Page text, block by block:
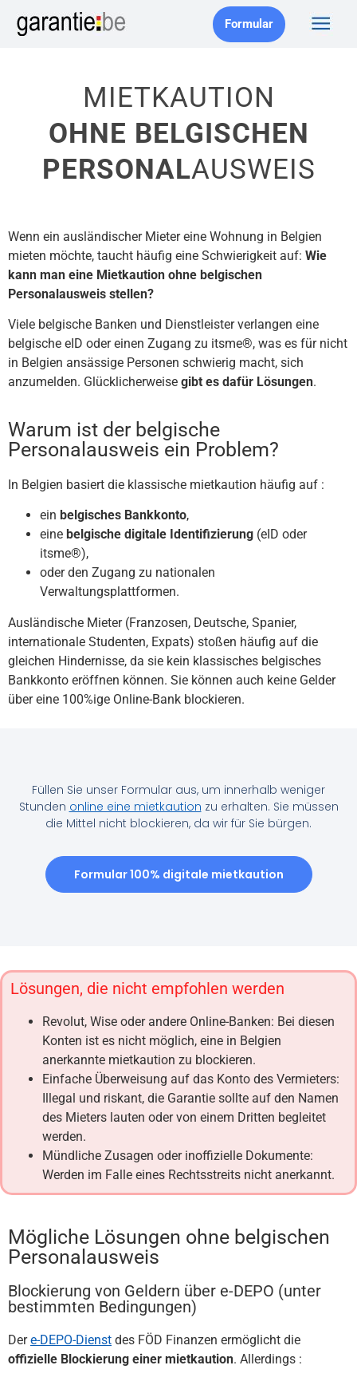
Formular
MIETKAUTION
OHNE BELGISCHEN
PERSONALAUSWEIS
Wenn ein ausländischer Mieter eine Wohnung in Belgien
mieten möchte, taucht häufig eine Schwierigkeit auf: Wie
kann man eine Mietkaution ohne belgischen
Personalausweis stellen?
Viele belgische Banken und Dienstleister verlangen eine
belgische eID oder einen Zugang zu itsme®, was es für nicht
in Belgien ansässige Personen schwierig macht, sich
anzumelden. Glücklicherweise gibt es dafür Lösungen.
Warum ist der belgische
Personalausweis ein Problem?
In Belgien basiert die klassische mietkaution häufig auf :
ein belgisches Bankkonto,
eine belgische digitale Identifizierung (eID oder
itsme®),
oder den Zugang zu nationalen
Verwaltungsplattformen.
Ausländische Mieter (Franzosen, Deutsche, Spanier,
internationale Studenten, Expats) stoßen häufig auf die
gleichen Hindernisse, da sie kein klassisches belgisches
Bankkonto eröffnen können. Sie können auch keine Gelder
über eine 100%ige Online-Bank blockieren.
Füllen Sie unser Formular aus, um innerhalb weniger
Stunden online eine mietkaution zu erhalten. Sie müssen
die Mittel nicht blockieren, da wir für Sie bürgen.
Formular 100% digitale mietkaution
Lösungen, die nicht empfohlen werden
Revolut, Wise oder andere Online-Banken: Bei diesen
Konten ist es nicht möglich, eine in Belgien
anerkannte mietkaution zu blockieren.
Einfache Überweisung auf das Konto des Vermieters:
Illegal und riskant, die Garantie sollte auf den Namen
des Mieters lauten oder von einem Dritten begleitet
werden.
Mündliche Zusagen oder inoffizielle Dokumente:
Werden im Falle eines Rechtsstreits nicht anerkannt.
Mögliche Lösungen ohne belgischen
Personalausweis
Blockierung von Geldern über e-DEPO (unter
bestimmten Bedingungen)
Dere-DEPO-Dienst des FÖD Finanzen ermöglicht die
offizielle Blockierung einer mietkaution. Allerdings :